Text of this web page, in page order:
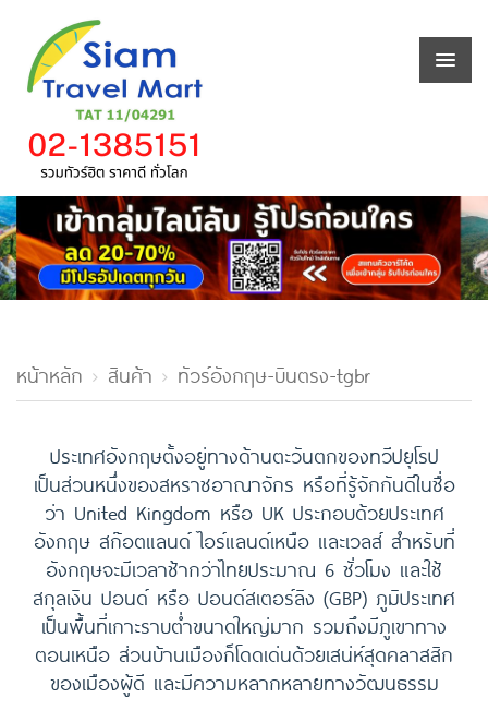
หน้าหลัก สินค้า ทัวร์อังกฤษ-บินตรง-tgbr
ประเทศอังกฤษตั้งอยู่ทางด้านตะวันตกของทวีปยุโรป
เป็นส่วนหนึ่งของสหราชอาณาจักร หรือที่รู้จักกันดีในชื่อ
ว่า United Kingdom หรือ UK ประกอบด้วยประเทศ
อังกฤษ สก๊อตแลนด์ ไอร์แลนด์เหนือ และเวลส์ สำหรับที่
อังกฤษจะมีเวลาช้ากว่าไทยประมาณ 6 ชั่วโมง และใช้
สกุลเงิน ปอนด์ หรือ ปอนด์สเตอร์ลิง (GBP) ภูมิประเทศ
เป็นพื้นที่เกาะราบต่ำขนาดใหญ่มาก รวมถึงมีภูเขาทาง
ตอนเหนือ ส่วนบ้านเมืองก็โดดเด่นด้วยเสน่ห์สุดคลาสสิก
ของเมืองผู้ดี และมีความหลากหลายทางวัฒนธรรม